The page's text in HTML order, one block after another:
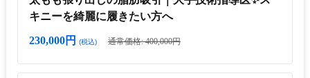
キニーを綺麗に履きたい方へ
230,000円 (税込) 通常価格: 400,000円